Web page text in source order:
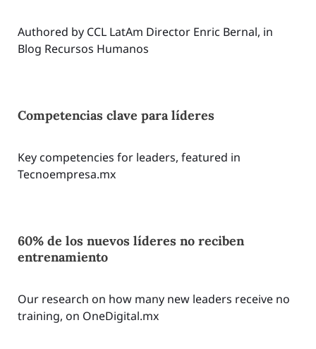
Authored by CCL LatAm Director Enric Bernal, in
Blog Recursos Humanos
Competencias clave para líderes
Key competencies for leaders, featured in
Tecnoempresa.mx
60% de los nuevos líderes no reciben
entrenamiento
Our research on how many new leaders receive no
training, on OneDigital.mx